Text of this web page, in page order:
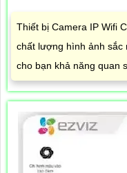
Thiết bị Camera IP Wifi
chất lượng hình ảnh sắc
cho bạn khả năng quan